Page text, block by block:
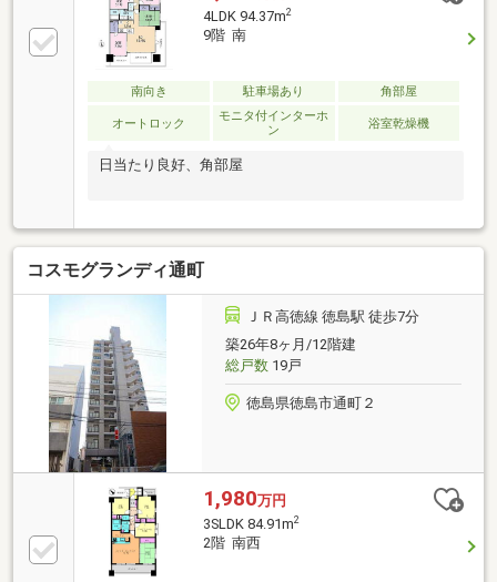
室）。・キッチン＆カウンター（下部収納）。【生活
環境】新町川の遊歩道や藍場浜公園、ＪＲ徳島駅が徒
歩圏内です。【周辺施設】・JR徳島駅453m（徒歩6
分）・内町小学校450m(徒歩約6分)・徳島中学校
968m(徒歩約13分)・セブンイレブン徳島南出来島1丁
目店174m(徒歩約3分)・阿波銀ホール55m(徒歩約1分)
4LDK 94.37m2
9階 南
南向き 駐車場あり 角部屋
オートロック
モニタ付インターホ
ン
浴室乾燥機
日当たり良好、角部屋
コスモグランディ通町
ＪＲ高徳線 徳島駅 徒歩7分
築26年8ヶ月/12階建
総戸数19戸
徳島県徳島市通町２
1,980万円
3SLDK 84.91m2
2階 南西